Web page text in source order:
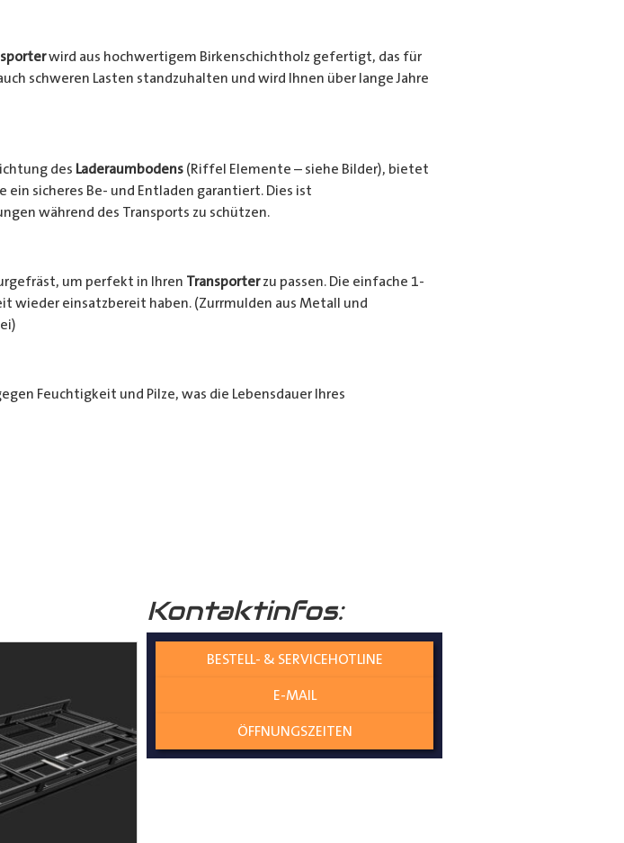
wird aus hochwertigem Birkenschichtholz gefertigt, das für
schweren Lasten standzuhalten und wird Ihnen über lange Jahre
des Laderaumbodens(Riffel Elemente – siehe Bilder), bietet
sicheres Be- und Entladen garantiert. Dies ist
während des Transports zu schützen.
um perfekt in Ihren Transporterzu passen. Die einfache 1-
wieder einsatzbereit haben. (Zurrmulden aus Metall und
Feuchtigkeit und Pilze, was die Lebensdauer Ihres
nachhaltiger Forstwirtschaft, was nicht nur die Umwelt schützt,
konstruiert, dass die einzelnen Holzplatten perfekt
Laderaumverschraubt werden. Dies gewährleistet eine
zusammenpassen und keine Übergangskanten entstehen
der Laderaumboden konturgenau und mit kaum Spiel zwischen
und kein Rost!
Kontaktinfos:
BESTELL- & SERVICEHOTLINE
E-MAIL
ÖFFNUNGSZEITEN